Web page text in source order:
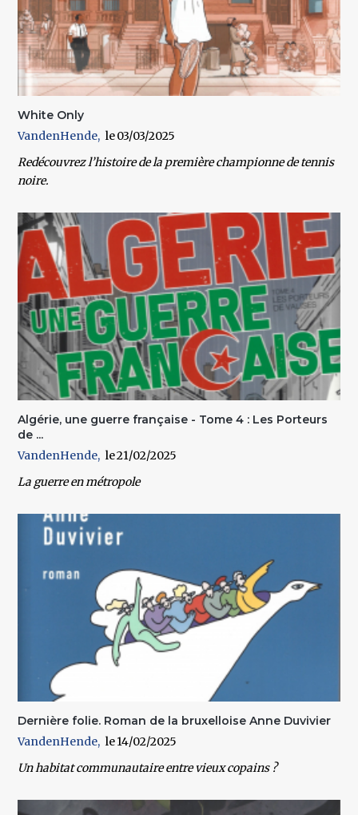
White Only
VandenHende
03/03/2025
Redécouvrez l’histoire de la première championne de tennis
noire.
Algérie, une guerre française - Tome 4 : Les Porteurs
de ...
VandenHende
21/02/2025
La guerre en métropole
Dernière folie. Roman de la bruxelloise Anne Duvivier
VandenHende
14/02/2025
Un habitat communautaire entre vieux copains ?